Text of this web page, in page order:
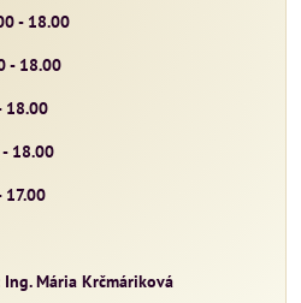
- 18.00
- 18.00
18.00
18.00
17.00
Mária Krčmáriková